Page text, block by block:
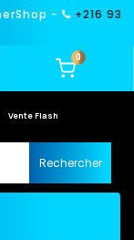
-
+216 93
0
Vente Flash
Rechercher